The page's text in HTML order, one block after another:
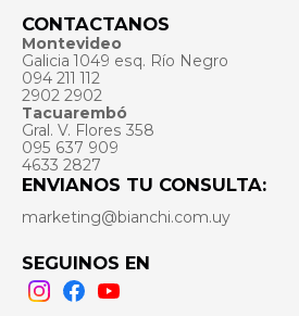
CONTACTANOS
Montevideo
Galicia 1049 esq. Río Negro
094 211 112
2902 2902
Tacuarembó
Gral. V. Flores 358
095 637 909
4633 2827
ENVIANOS TU CONSULTA:
marketing@bianchi.com.uy
SEGUINOS EN
Instagram
FacebookYoutube